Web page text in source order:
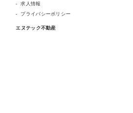
求人情報
プライバシーポリシー
エヌテック不動産